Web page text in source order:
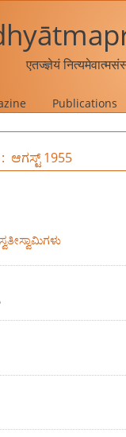
एतज्ज्ञेयं
Publications
ಆಗಸ್ಟ್ 1955